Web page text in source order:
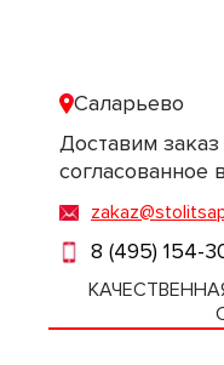
Саларьево
Доставим
согласованное
8 (495) 154-